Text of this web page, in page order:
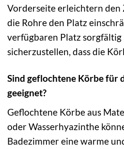
Vorderseite erleichtern den
die Rohre den Platz
verfügbaren Platz sorgfältig
sicherzustellen, dass die
Sind geflochtene Körbe für
geeignet?
Geflochtene Körbe aus
oder Wasserhyazinthe
Badezimmer eine warme